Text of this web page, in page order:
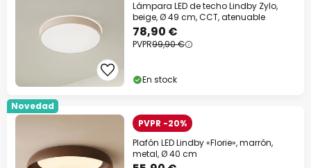
Lámpara LED de techo Lindby Zylo,
beige, Ø 49 cm, CCT, atenuable
78,90 €
PVPR99,90 €
En stock
Novedad
PVPR -20%
Plafón LED Lindby «Florie», marrón,
metal, Ø 40 cm